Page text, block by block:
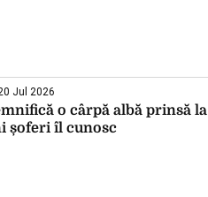
Jul 2026
o cârpă albă prinsă
șoferi îl cunosc